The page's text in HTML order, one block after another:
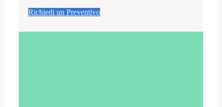
Richiedi un Preventivo